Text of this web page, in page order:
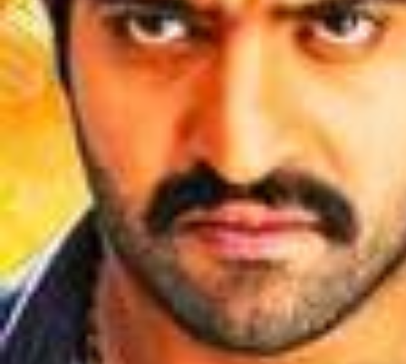
2026/
Sulthan के आने की तैयारी Yogi Babu जोरो शोरो से कर रहा है | Watch #
Sulthan Movie On Goldmines Play